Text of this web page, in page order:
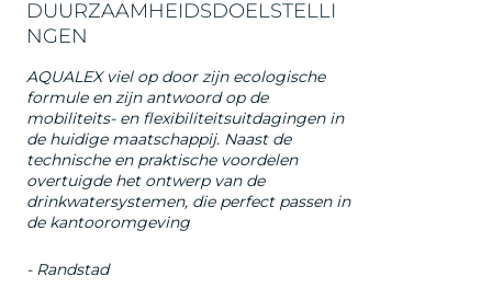
DUURZAAMHEIDSDOELSTELLI
NGEN
AQUALEX viel op door zijn ecologische
formule en zijn antwoord op de
mobiliteits- en flexibiliteitsuitdagingen in
de huidige maatschappij. Naast de
technische en praktische voordelen
overtuigde het ontwerp van de
drinkwatersystemen, die perfect passen in
de kantooromgeving
- Randstad